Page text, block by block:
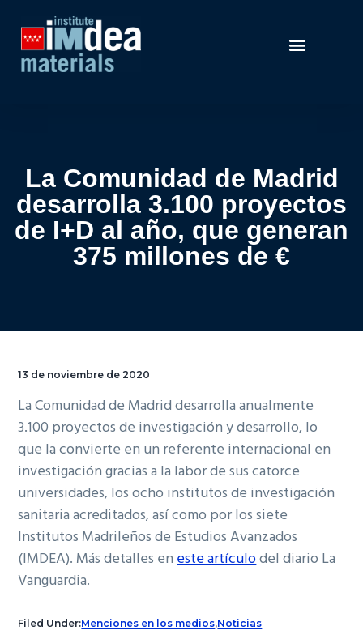
La Comunidad de Madrid
desarrolla 3.100 proyectos
de I+D al año, que generan
375 millones de €
13 de noviembre de 2020
La Comunidad de Madrid desarrolla anualmente
3.100 proyectos de investigación y desarrollo, lo
que la convierte en un referente internacional en
investigación gracias a la labor de sus catorce
universidades, los ocho institutos de investigación
sanitaria acreditados, así como por los siete
Institutos Madrileños de Estudios Avanzados
(IMDEA). Más detalles eneste artículodel diario La
Vanguardia.
Filed Under:Menciones en los medios,Noticias